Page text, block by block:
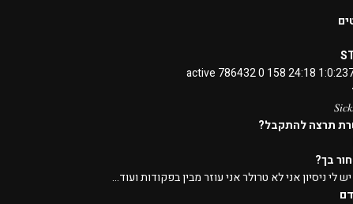
1:0:237056837
תרצה להתקבל?
בך?
לי ניסיון אני לא טרולר אני עוזר מבין בפקודות ועוד...